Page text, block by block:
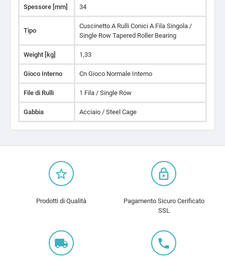
Spessore [mm] 34
Tipo
Cuscinetto A Rulli Conici A Fila Singola /
Single Row Tapered Roller Bearing
Weight [kg] 1,33
Gioco Interno Cn Gioco Normale Interno
File di Rulli 1 Fila / Single Row
Gabbia Acciaio / Steel Cage
star_border
Prodotti di Qualità
lock_outline
Pagamento Sicuro Cerificato
SSL
local_shipping local_phone